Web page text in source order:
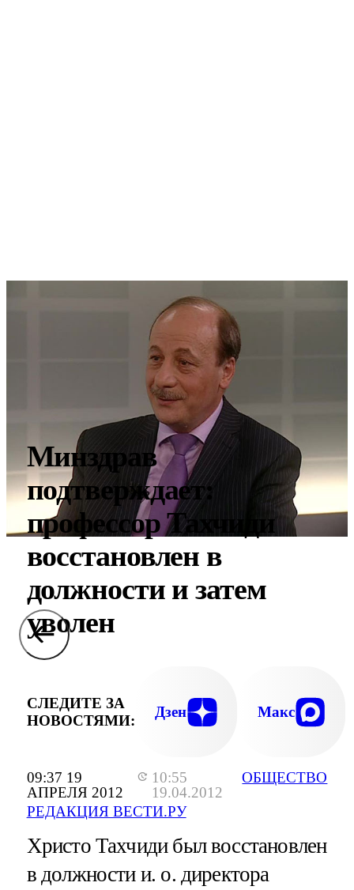
09:37 19
АПРЕЛЯ 2012
10:55
19.04.2012
РЕДАКЦИЯ ВЕСТИ.РУ
ОБЩЕСТВО
Минздрав
подтверждает:
профессор Тахчиди
восстановлен в
должности и затем
уволен
СЛЕДИТЕ ЗА
НОВОСТЯМИ:
Дзен Макс
Христо Тахчиди был восстановлен
в должности и. о. директора